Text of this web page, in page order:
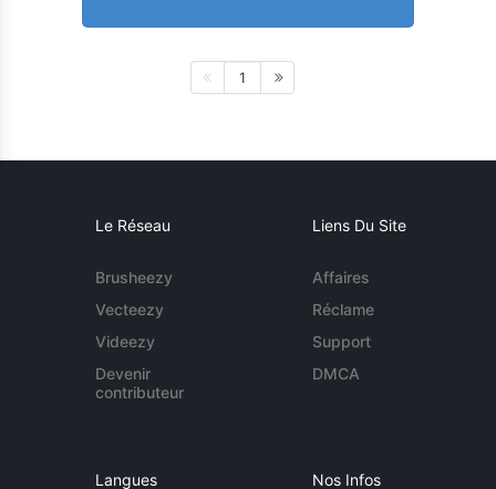
1
Le Réseau
Brusheezy
Vecteezy
Videezy
Devenir
contributeur
Liens Du Site
Affaires
Réclame
Support
DMCA
Langues Nos Infos